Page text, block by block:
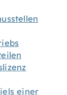
einer